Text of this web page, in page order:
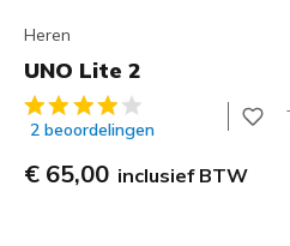
Heren
UNO Lite 2
5 van de 5
2 beoordelingen
€ 65,00 inclusief BTW